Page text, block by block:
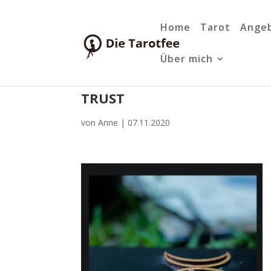
Home Tarot
Über mich
TRUST
vonAnne | 07.11.2020